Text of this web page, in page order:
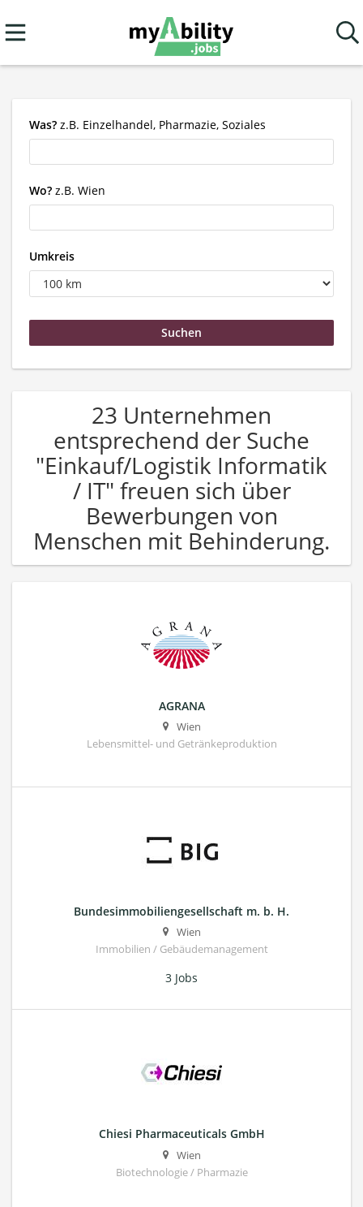
Was? z.B. Einzelhandel, Pharmazie, Soziales
Wo? z.B. Wien
Umkreis
23 Unternehmen
entsprechend der Suche
"Einkauf/Logistik Informatik
/ IT" freuen sich über
Bewerbungen von
Menschen mit Behinderung.
AGRANA
Wien
Lebensmittel- und Getränkeproduktion
Bundesimmobiliengesellschaft m. b. H.
Wien
Immobilien / Gebäudemanagement
3 Jobs
Chiesi Pharmaceuticals GmbH
Wien
Biotechnologie / Pharmazie